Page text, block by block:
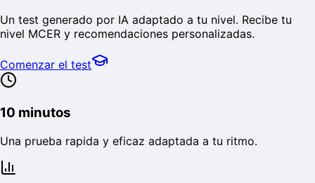
Un test generado por IA adaptado a tu nivel. Recibe tu
nivel MCER y recomendaciones personalizadas.
Comenzar el test
10 minutos
Una prueba rapida y eficaz adaptada a tu ritmo.